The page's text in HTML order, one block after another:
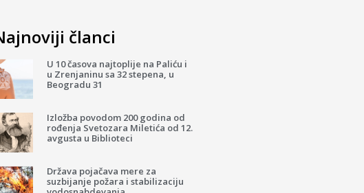
članci
U 10 časova najtoplije na Paliću i
u Zrenjaninu sa 32 stepena, u
Beogradu 31
Izložba povodom 200 godina od
rođenja Svetozara Miletića od 12.
avgusta u Biblioteci
Država pojačava mere za
suzbijanje požara i stabilizaciju